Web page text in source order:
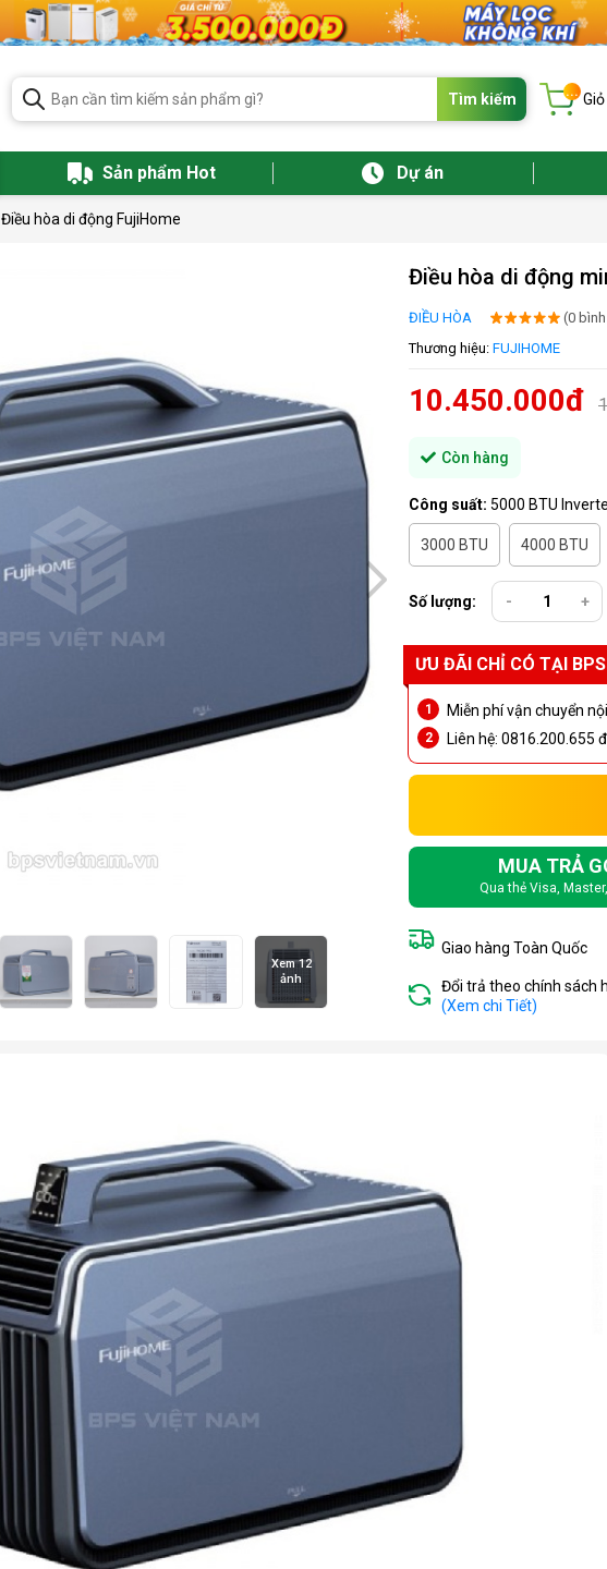
Tìm kiếm ...
Sản phẩm Hot Dự án
Điều hòa di động FujiHome
Xem 12
ảnh
Điều hòa di động
ĐIỀU HÒA
(0
Thương hiệu: FUJIHOME
10.450.000đ
Còn hàng
Công suất: 5000 BTU
3000 BTU 4000 BTU
Số lượng: - +
ƯU ĐÃI CHỈ CÓ TẠI
Miễn phí vận chuyển
Liên hệ: 0816.200.655
MUA TRẢ
Qua thẻ Visa,
Giao hàng Toàn Quốc
Đổi trả theo chính sách
(Xem chi Tiết)